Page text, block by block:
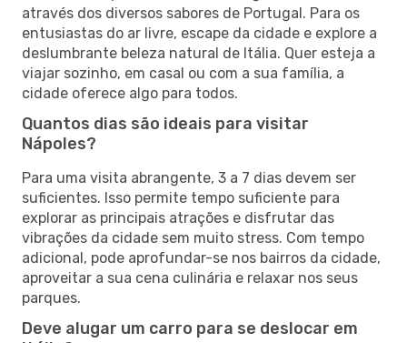
através dos diversos sabores de Portugal. Para os
entusiastas do ar livre, escape da cidade e explore a
deslumbrante beleza natural de Itália. Quer esteja a
viajar sozinho, em casal ou com a sua família, a
cidade oferece algo para todos.
Quantos dias são ideais para visitar
Nápoles?
Para uma visita abrangente, 3 a 7 dias devem ser
suficientes. Isso permite tempo suficiente para
explorar as principais atrações e disfrutar das
vibrações da cidade sem muito stress. Com tempo
adicional, pode aprofundar-se nos bairros da cidade,
aproveitar a sua cena culinária e relaxar nos seus
parques.
Deve alugar um carro para se deslocar em